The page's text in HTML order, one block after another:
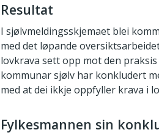
Resultat
I sjølvmeldingsskjemaet blei
med det løpande
lovkrava sett opp mot den
kommunar sjølv har konkludert
med at dei ikkje oppfyller krava i
Fylkesmannen sin